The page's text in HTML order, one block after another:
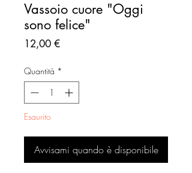
Vassoio cuore "Oggi
sono felice"
12,00 €Prezzo
Quantità *
Esaurito
Avvisami quando è disponibile